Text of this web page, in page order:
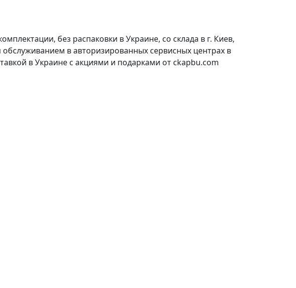
без распаковки в Украине, со склада в г. Киев,
в авторизированных сервисных центрах в
в Украине с акциями и подарками от ckapbu.com